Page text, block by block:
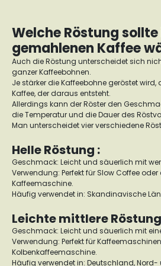
Welche Röstung
gemahlenen Kaffee
Auch die Röstung unterscheidet sich
ganzer Kaffeebohnen.
Je stärker die Kaffeebohne geröstet wird,
Kaffee, der daraus entsteht.
Allerdings kann der Röster den
die Temperatur und die Dauer des
Man unterscheidet vier verschiedene
Helle Röstung :
Geschmack: Leicht und säuerlich mit
Verwendung: Perfekt für Slow Coffee
Kaffeemaschine.
Häufig verwendet in: Skandinavische
Leichte mittlere
Geschmack: Leicht und säuerlich mit
Verwendung: Perfekt für
Kolbenkaffeemaschine.
Häufig verwendet in: Deutschland, Nord-